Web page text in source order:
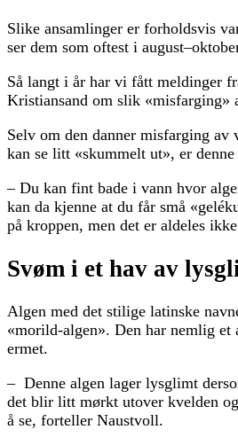
Slike ansamlinger er forholdsvis
ser dem som oftest i
Så langt i år har vi fått meldinger
Kristiansand om slik «misfarging»
Selv om den danner misfarging av
kan se litt «skummelt ut», er
– Du kan fint bade i vann hvor
kan da kjenne at du får små
på kroppen, men det er aldeles
Svøm i et hav av
Algen med det stilige latinske
«morild-algen». Den har nemlig
ermet.
– Denne algen lager lysglimt
det blir litt mørkt utover kvelden
å se, forteller Naustvoll.